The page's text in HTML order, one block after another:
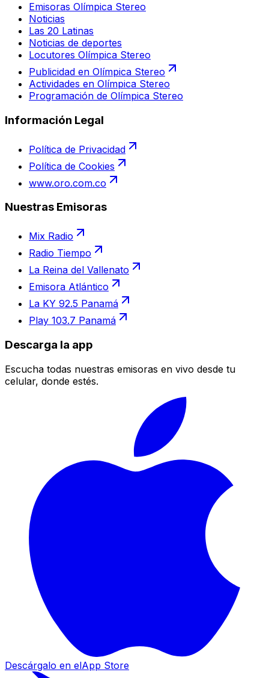
Emisoras Olímpica Stereo
Noticias
Las 20 Latinas
Noticias de deportes
Locutores Olímpica Stereo
Publicidad en Olímpica Stereo
Actividades en Olímpica Stereo
Programación de Olímpica Stereo
Información Legal
Política de Privacidad
Política de Cookies
www.oro.com.co
Nuestras Emisoras
Mix Radio
Radio Tiempo
La Reina del Vallenato
Emisora Atlántico
La KY 92.5 Panamá
Play 103.7 Panamá
Descarga la app
Escucha todas nuestras emisoras en vivo desde tu
celular, donde estés.
Descárgalo en elApp Store